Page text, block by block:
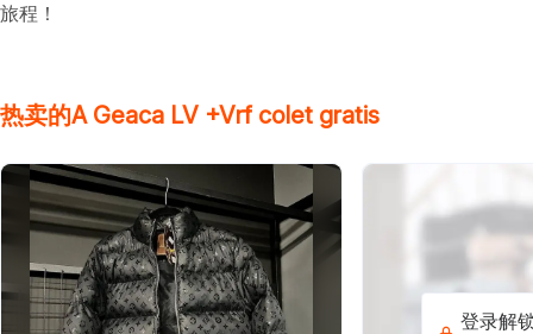
旅程！
热卖的A Geaca LV +Vrf colet gratis
登录解